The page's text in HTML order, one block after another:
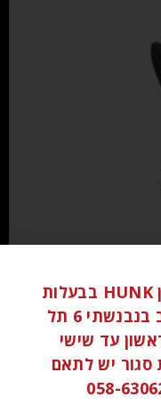
לקוחות נכבדים החנות/מחסן HUNK בבעלות
הבוס הגדול ממוקמת ברחוב בנבנשתי 6 תל
עד שישי
ל 18:00 שבת סגור יש לתאם